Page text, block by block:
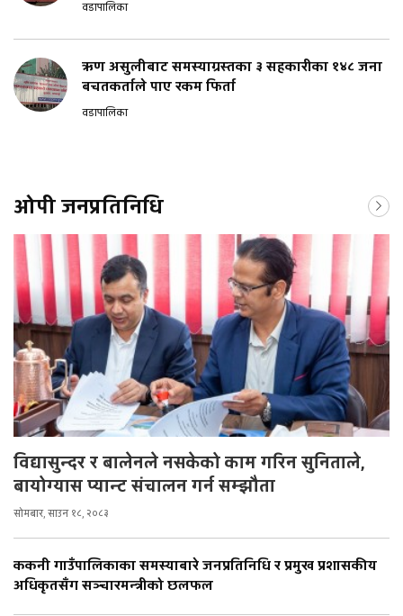
वडापालिका
ऋण असुलीबाट समस्याग्रस्तका ३ सहकारीका १४८ जना
बचतकर्ताले पाए रकम फिर्ता
वडापालिका
ओपी जनप्रतिनिधि
विद्यासुन्दर र बालेनले नसकेको काम गरिन सुनिताले,
बायोग्यास प्यान्ट संचालन गर्न सम्झौता
सोमबार, साउन १८, २०८३
ककनी गाउँपालिकाका समस्याबारे जनप्रतिनिधि र प्रमुख प्रशासकीय
अधिकृतसँग सञ्चारमन्त्रीको छलफल